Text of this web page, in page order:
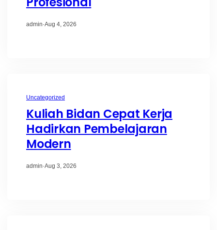
admin·Aug 4, 2026
Uncategorized
Kuliah Bidan Cepat Kerja
Hadirkan Pembelajaran
Modern
admin·Aug 3, 2026